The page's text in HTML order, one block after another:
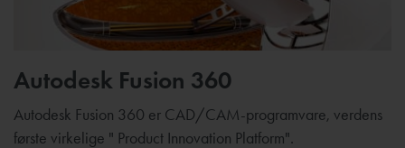
Autodesk Fusion 360
Autodesk Fusion 360 er CAD/CAM-programvare, verdens
første virkelige " Product Innovation Platform".